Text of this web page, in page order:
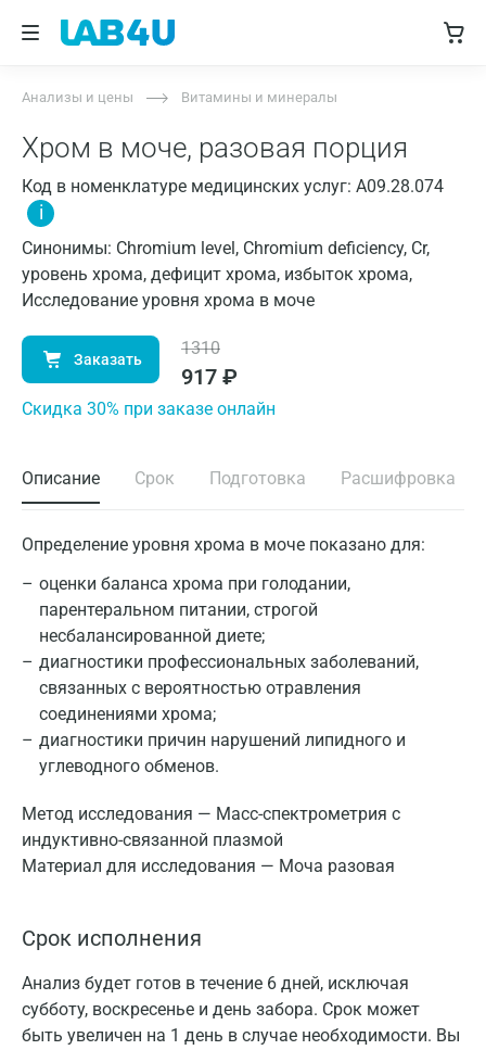
Анализы и цены Витамины и минералы
Хром в моче, разовая порция
Код в номенклатуре медицинских услуг: A09.28.074
i
Синонимы: Chromium level, Chromium deficiency, Cr,
уровень хрома, дефицит хрома, избыток хрома,
Исследование уровня хрома в моче
Заказать
1310
917 ₽
Cкидка 30% при заказе онлайн
Описание Срок Подготовка Расшифровка
Определение уровня хрома в моче показано для:
оценки баланса хрома при голодании,
парентеральном питании, строгой
несбалансированной диете;
диагностики профессиональных заболеваний,
связанных с вероятностью отравления
соединениями хрома;
диагностики причин нарушений липидного и
углеводного обменов.
Метод исследования — Масс-спектрометрия с
индуктивно-связанной плазмой
Материал для исследования — Моча разовая
Срок исполнения
Анализ будет готов в течение 6 дней, исключая
субботу, воскресенье и день забора. Срок может
быть увеличен на 1 день в случае необходимости. Вы